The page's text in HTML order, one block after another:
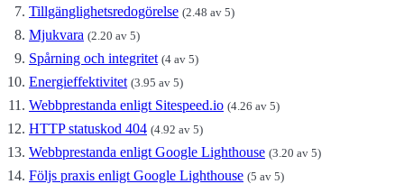
Tillgänglighetsredogörelse (2.48 av 5)
Mjukvara (2.20 av 5)
Spårning och integritet (4 av 5)
Energieffektivitet (3.95 av 5)
Webbprestanda enligt Sitespeed.io (4.26 av 5)
HTTP statuskod 404 (4.92 av 5)
Webbprestanda enligt Google Lighthouse (3.20 av 5)
Följs praxis enligt Google Lighthouse (5 av 5)